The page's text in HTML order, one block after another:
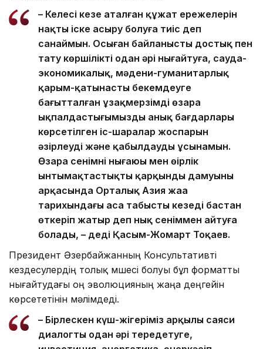
– Келесі кезең аталған құжат ережелерін
нақты іске асыру болуға тиіс деп
санаймын. Осыған байланысты достық пен
тату көршілікті одан әрі нығайтуға, сауда-
экономикалық, мәдени-гуманитарлық
қарым-қатынасты бекемдеуге
бағытталған ұзақмерзімді өзара
ықпалдастығымыздың анық бағдарлары
көрсетілген іс-шаралар жоспарын
әзірлеуді және қабылдауды ұсынамын.
Өзара сенімнің нығаюы мен өңірлік
ынтымақтастықтың қарқынды дамуының
арқасында Орталық Азия жаңа
тарихындағы аса табысты кезеңді бастан
өткеріп жатыр деп нық сеніммен айтуға
болады, – деді Қасым-Жомарт Тоқаев.
Президент Әзербайжанның Консультативті
кездесулердің толық мүшесі болуы бұл форматты
нығайтудағы оң эволюцияның жаңа деңгейін
көрсететінін мәлімдеді.
– Бірлескен күш-жігеріміз арқылы саяси
диалогты одан әрі тереңдетуге,